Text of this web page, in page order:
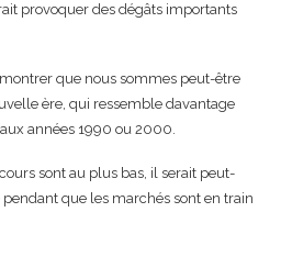
provoquer des dégâts importants
que nous sommes peut-être
ère, qui ressemble davantage
années 1990 ou 2000.
sont au plus bas, il serait peut-
que les marchés sont en train